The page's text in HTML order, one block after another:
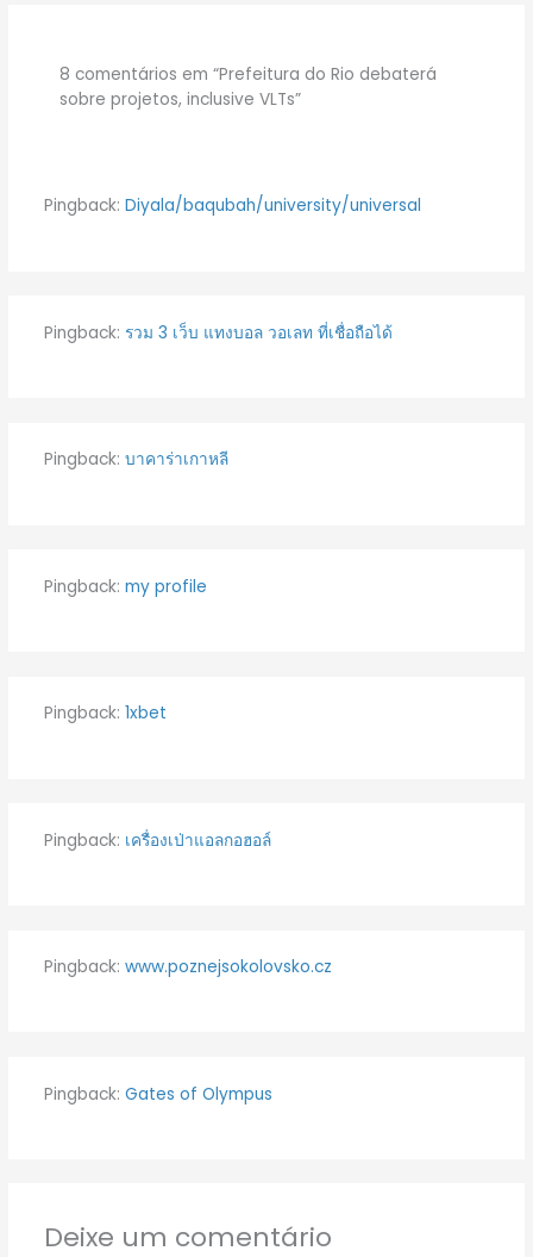
8 comentários em “Prefeitura do Rio debaterá
sobre projetos, inclusive VLTs”
Pingback: Diyala/baqubah/university/universal
Pingback: รวม 3 เว็บ แทงบอล วอเลท ที่เชื่อถือได้
Pingback: บาคาร่าเกาหลี
Pingback: my profile
Pingback: 1xbet
Pingback: เครื่องเป่าแอลกอฮอล์
Pingback: www.poznejsokolovsko.cz
Pingback: Gates of Olympus
Deixe um comentário